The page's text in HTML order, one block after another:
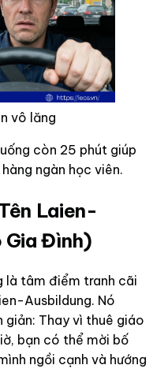
vô lăng
còn 25 phút giúp
ngàn học viên.
Laien-
Gia Đình)
là tâm điểm tranh cãi
Ausbildung. Nó
giản: Thay vì thuê giáo
bạn có thể mời bố
ngồi cạnh và hướng